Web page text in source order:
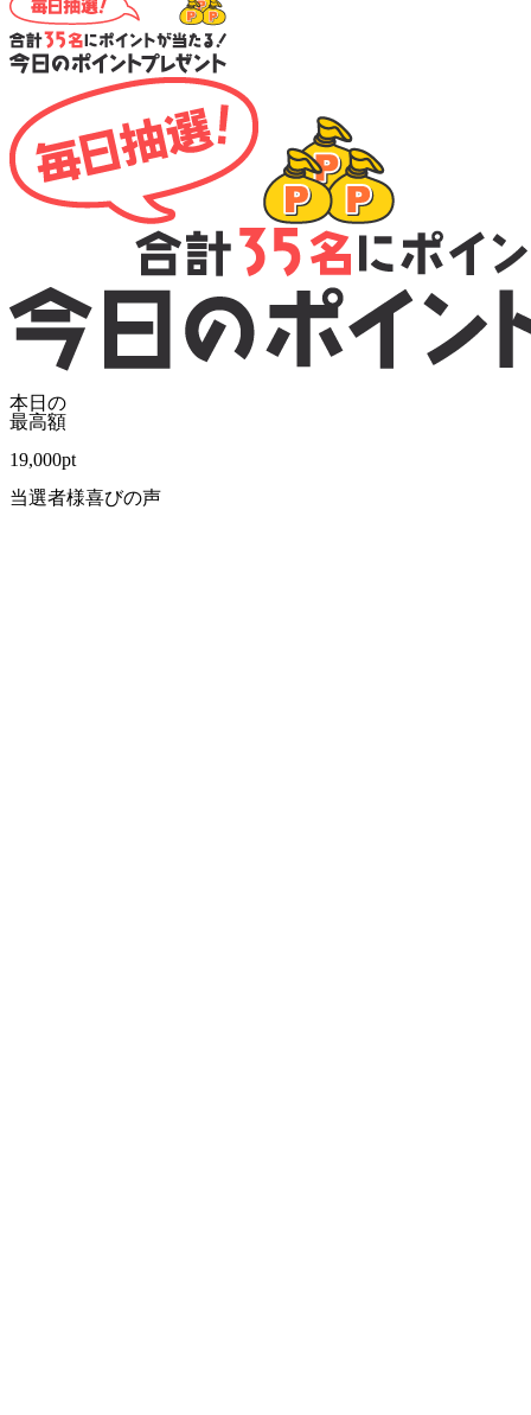
本日の
最高額
19,000pt
当選者様喜びの声